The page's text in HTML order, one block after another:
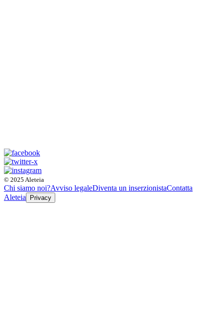
© 2025 Aleteia
Chi siamo noi?Avviso legaleDiventa un inserzionistaContatta
Aleteia
Privacy